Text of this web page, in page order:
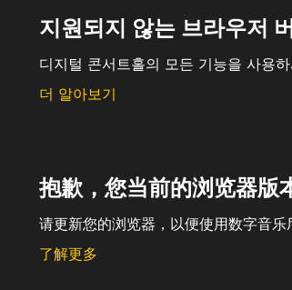
지원되지 않는 브라우저
디지털 콘서트홀의 모든 기능을 사용
더 알아보기
抱歉，您当前的浏览器版
请更新您的浏览器，以便使用数字音乐
了解更多